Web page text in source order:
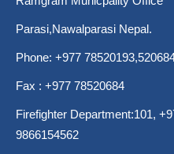
Parasi,Nawalparasi Nepal.
Phone: +977 78520193
Fax : +977 78520684
Firefighter Department:101,
9866154562